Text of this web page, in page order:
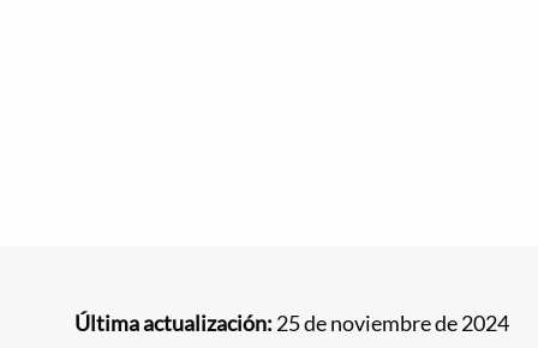
Última actualización: 25 de noviembre de 2024